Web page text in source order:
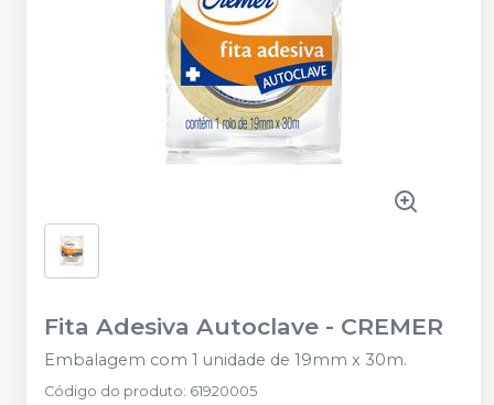
Fita Adesiva Autoclave - CREMER
Embalagem com 1 unidade de 19mm x 30m.
Código do produto: 61920005